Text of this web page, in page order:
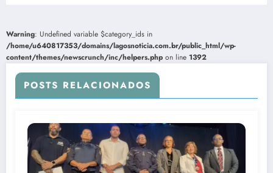
Warning: Undefined variable $category_ids in
/home/u640817353/domains/lagosnoticia.com.br/public_html/wp-
content/themes/newscrunch/inc/helpers.php on line 1392
POSTS RELACIONADOS